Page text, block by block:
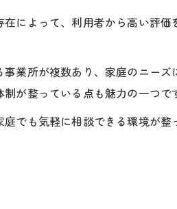
添うデイサービスの選び方
た放課後等デイサービスの選び方
う放課後等デイサービスの特徴
き放課後等デイサービスのポイン
ビス利用前の確認事項まとめ
によって、利用者から高い評
業所が複数あり、家庭のニー
が整っている点も魅力の一つで
でも気軽に相談できる環境が